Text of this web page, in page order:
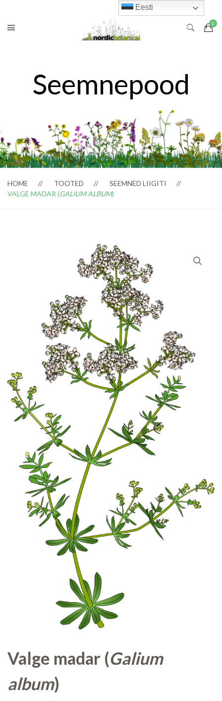
Seemnepood
HOME TOOTED
SEEMNED LIIGITI
VALGE MADAR (GALIUM ALBUM)
Valge madar (Galium
album)
Eesti